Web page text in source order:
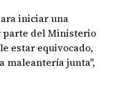
iniciar una
parte del Ministerio
estar equivocado,
maleantería junta",